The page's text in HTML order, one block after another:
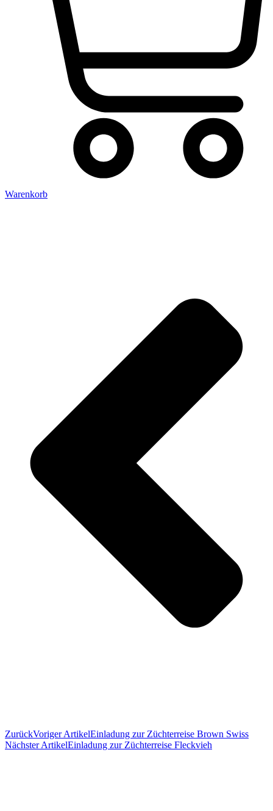
Warenkorb
ZurückVoriger ArtikelEinladung zur Züchterreise Brown Swiss
Nächster ArtikelEinladung zur Züchterreise Fleckvieh